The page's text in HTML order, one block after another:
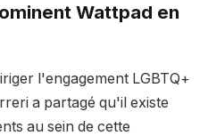
Wattpad en
l'engagement LGBTQ+
a partagé qu'il existe
au sein de cette